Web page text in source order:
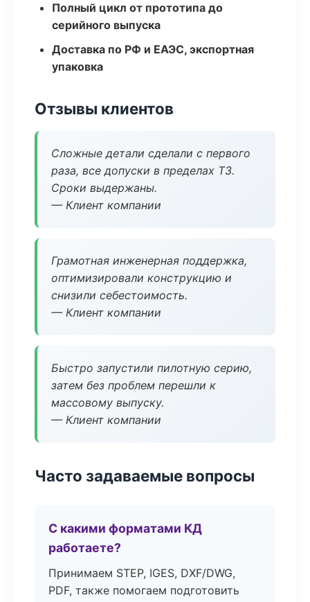
Полный цикл от прототипа до
серийного выпуска
Доставка по РФ и ЕАЭС, экспортная
упаковка
Отзывы клиентов
Сложные детали сделали с первого
раза, все допуски в пределах ТЗ.
Сроки выдержаны.
— Клиент компании
Грамотная инженерная поддержка,
оптимизировали конструкцию и
снизили себестоимость.
— Клиент компании
Быстро запустили пилотную серию,
затем без проблем перешли к
массовому выпуску.
— Клиент компании
Часто задаваемые вопросы
С какими форматами КД
работаете?
Принимаем STEP, IGES, DXF/DWG,
PDF, также помогаем подготовить